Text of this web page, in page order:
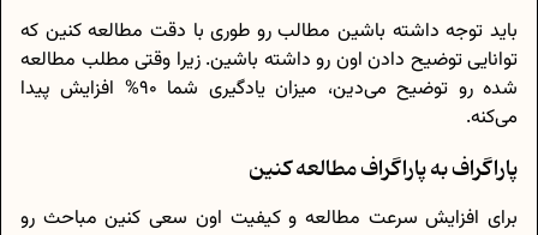
باید توجه داشته باشین مطالب رو طوری با دقت مطالعه کنین که
توانایی توضیح دادن اون رو داشته باشین. زیرا وقتی مطلب مطالعه
شده رو توضیح می‌دین، میزان یادگیری شما 90% افزایش پیدا
می‌کنه.
پاراگراف به پاراگراف مطالعه کنین
برای افزایش سرعت مطالعه و کیفیت اون سعی کنین مباحث رو